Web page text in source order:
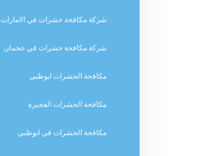
شركة مكافحة حشرات في الامارات
شركة مكافحة حشرات في عجمان
مكافحة الحشرات ابوظبي
مكافحة الحشرات الفجيرة
مكافحة الحشرات في ابوظبي